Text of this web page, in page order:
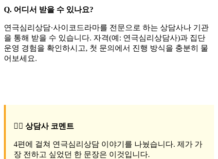
Q. 어디서 받을 수 있나요?
연극심리상담·사이코드라마를 전문으로 하는 상담사나 기관
을 통해 받을 수 있습니다. 자격(예: 연극심리상담사)과 집단
운영 경험을 확인하시고, 첫 문의에서 진행 방식을 충분히 물
어보세요.
🧑‍⚕️ 상담사 코멘트
4편에 걸쳐 연극심리상담 이야기를 나눴습니다. 제가 가
장 전하고 싶었던 한 문장은 이것입니다.